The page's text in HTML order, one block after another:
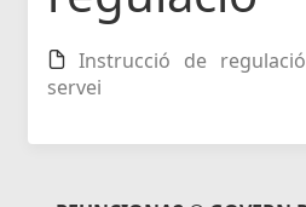
Instrucció de
servei